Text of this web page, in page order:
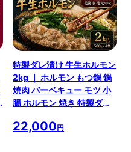
特製ダレ漬け 牛生ホルモン
2kg ｜ ホルモン もつ鍋 鍋
焼肉 バーベキュー モツ 小
腸 ホルモン 焼き 特製ダレ
肉 にく 牛 特性醤油 地元 地
22,000円